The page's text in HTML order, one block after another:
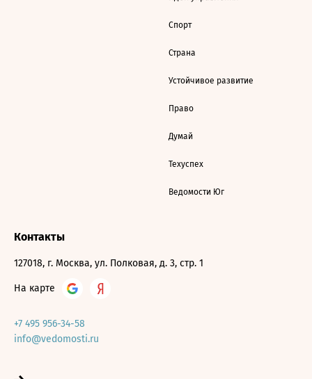
Спорт
Страна
Устойчивое развитие
Право
Думай
Техуспех
Ведомости Юг
Контакты
127018, г. Москва, ул. Полковая, д. 3, стр. 1
На карте
+7 495 956-34-58
info@vedomosti.ru